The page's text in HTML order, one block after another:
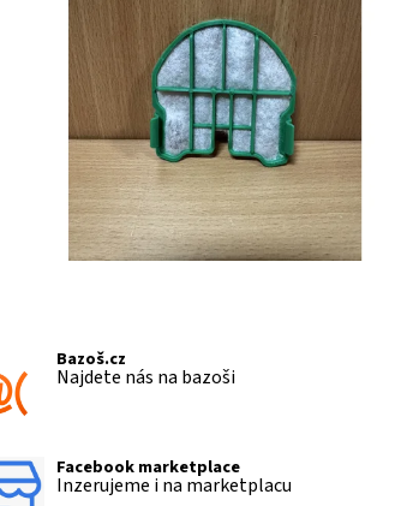
Bazoš.cz
Najdete nás na bazoši
Facebook marketplace
Inzerujeme i na marketplacu